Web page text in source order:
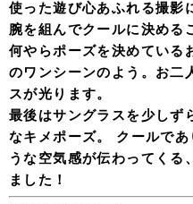
使った遊び心あふれる撮影
腕を組んでクールに決める
何やらポーズを決めている
のワンシーンのよう。お二
スが光ります。
最後はサングラスを少しず
なキメポーズ。 クールで
うな空気感が伝わってくる
ました！